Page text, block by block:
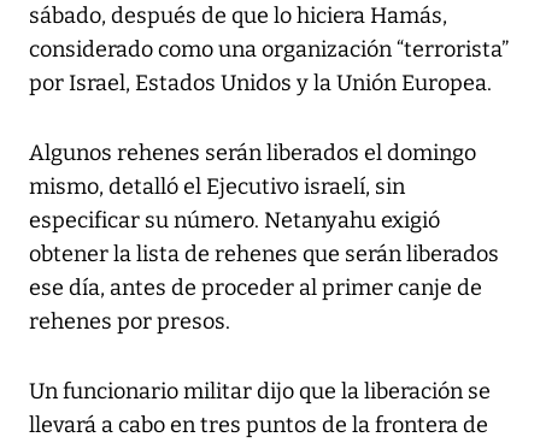
sábado, después de que lo hiciera Hamás,
considerado como una organización “terrorista”
por Israel, Estados Unidos y la Unión Europea.
Algunos rehenes serán liberados el domingo
mismo, detalló el Ejecutivo israelí, sin
especificar su número. Netanyahu exigió
obtener la lista de rehenes que serán liberados
ese día, antes de proceder al primer canje de
rehenes por presos.
Un funcionario militar dijo que la liberación se
llevará a cabo en tres puntos de la frontera de